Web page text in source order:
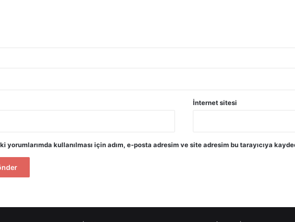
İnternet sitesi
yorumlarımda kullanılması için adım, e-posta adresim ve site adresim bu tarayıcıya